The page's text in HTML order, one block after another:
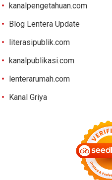
kanalpengetahuan.com
Blog Lentera Update
literasipublik.com
kanalpublikasi.com
lenterarumah.com
Kanal Griya